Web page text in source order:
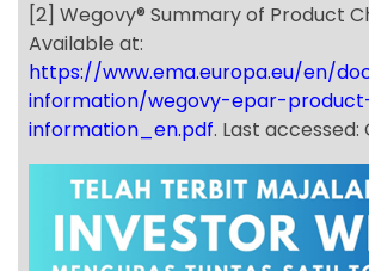
[2] Wegovy® Summary of Product
Available at:
https://www.ema.europa.eu/en/
information/wegovy-epar-
information_en.pdf. Last